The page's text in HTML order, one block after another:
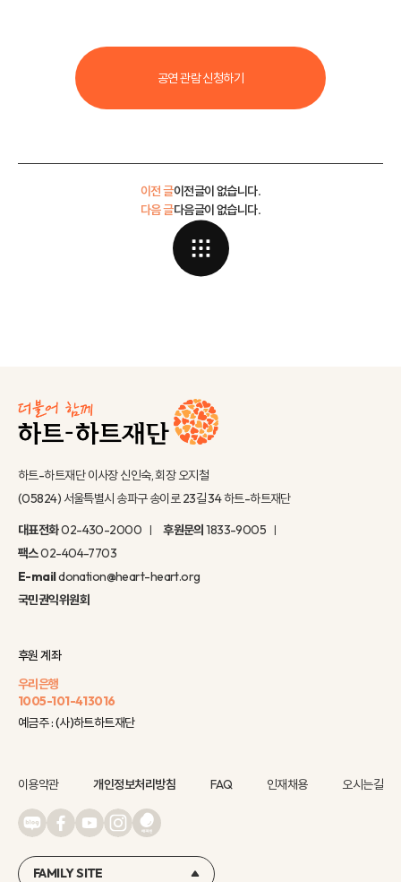
공연 관람 신청하기
이전 글이전글이 없습니다.
다음글이 없습니다.
다음 글
하트-하트재단 이사장 신인숙, 회장 오지철
(05824) 서울특별시 송파구 송이로 23길 34 하트-하트재단
대표전화02-430-2000 후원문의1833-9005
팩스02-404-7703
E-maildonation@heart-heart.org
국민권익위원회
후원 계좌
우리은행
1005-101-413016
예금주 : (사)하트하트재단
이용약관 개인정보처리방침 FAQ 인재채용 오시는길
FAMILY SITE